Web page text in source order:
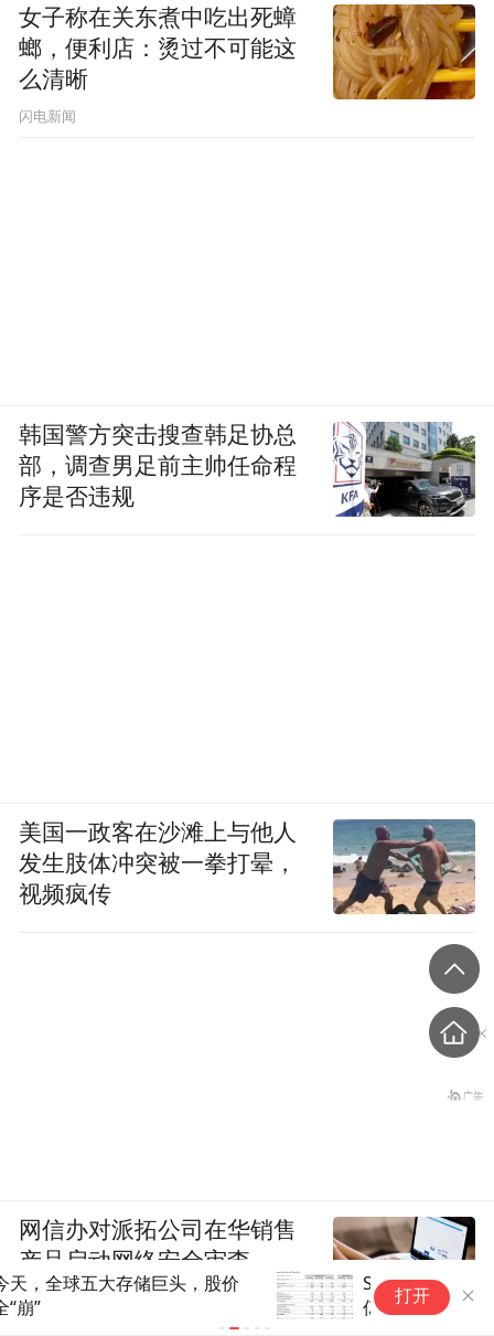
SpaceX 市值从3万亿跌到1.6万
亿美元 首份财报说了什么？
打开
女子称在关东煮中吃出死蟑
螂，便利店：烫过不可能这
么清晰
闪电新闻
韩国警方突击搜查韩足协总
部，调查男足前主帅任命程
序是否违规
美国一政客在沙滩上与他人
发生肢体冲突被一拳打晕，
视频疯传
网信办对派拓公司在华销售
产品启动网络安全审查